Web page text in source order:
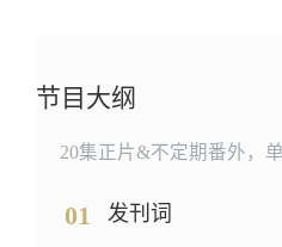
节目大纲
20集正片&不定期番外，
01 发刊词